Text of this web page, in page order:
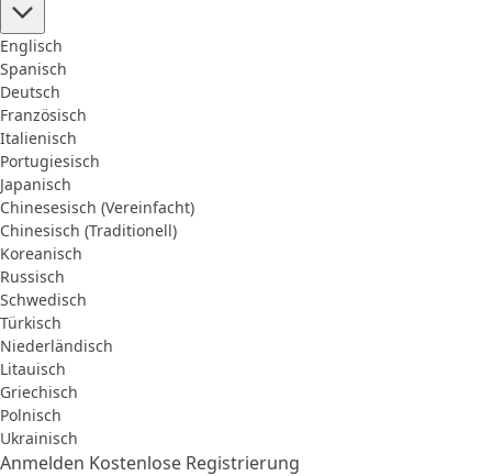
Englisch
Spanisch
Deutsch
Französisch
Italienisch
Portugiesisch
Japanisch
Chinesesisch (Vereinfacht)
Chinesisch (Traditionell)
Koreanisch
Russisch
Schwedisch
Türkisch
Niederländisch
Litauisch
Griechisch
Polnisch
Ukrainisch
Anmelden Kostenlose Registrierung